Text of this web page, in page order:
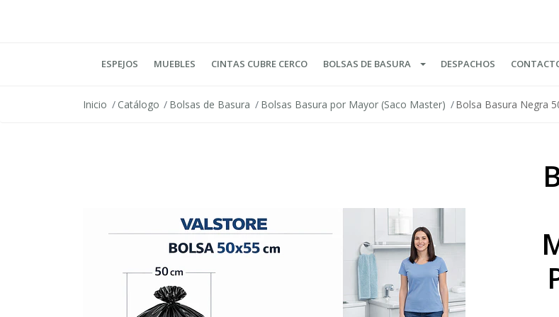
ESPEJOS MUEBLES CINTAS CUBRE CERCO BOLSAS DE BASURA DESPACHOS
Inicio Catálogo Bolsas de Basura Bolsas Basura por Mayor (Saco Master) Bolsa Basura Negra